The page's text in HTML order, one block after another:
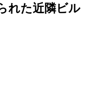
れた近隣ビル